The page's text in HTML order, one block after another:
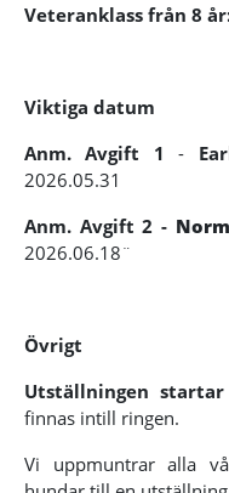
Veteranklass från 8
Viktiga datum
Anm. Avgift 1 -
2026.05.31
Anm. Avgift 2 -
2026.06.18¨
Övrigt
Utställningen
finnas intill ringen.
Vi uppmuntrar alla